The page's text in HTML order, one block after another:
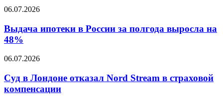
рублей
Выдача
в
России
за
выросла
48%
06.07.2026
Выдача ипотеки в России за полгода выросла на
48%
Суд
Лондоне
отказал
Nord
06.07.2026
Суд в Лондоне отказал Nord Stream в страховой
компенсации